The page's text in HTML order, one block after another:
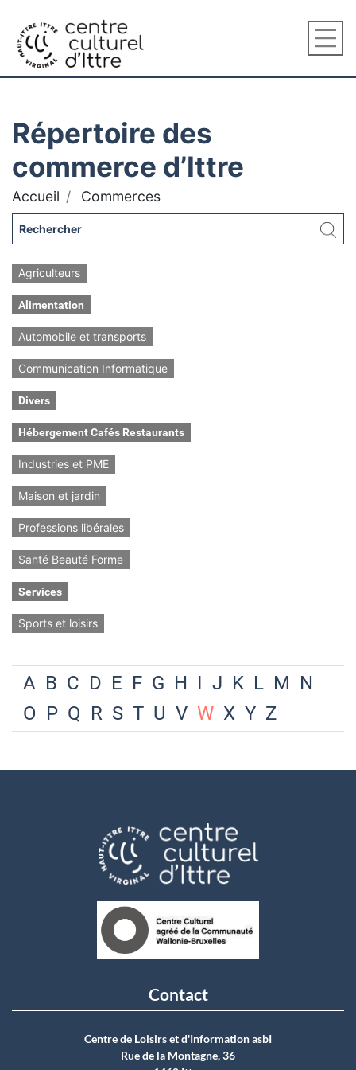
Répertoire des
commerce d’Ittre
Accueil Commerces
Agriculteurs
Alimentation
Automobile et transports
Communication Informatique
Divers
Hébergement Cafés Restaurants
Industries et PME
Maison et jardin
Professions libérales
Santé Beauté Forme
Services
Sports et loisirs
A B C D E F G H I J K L M N
O P Q R S T U V W X Y Z
Contact
Centre de Loisirs et d'Information asbI
Rue de la Montagne, 36